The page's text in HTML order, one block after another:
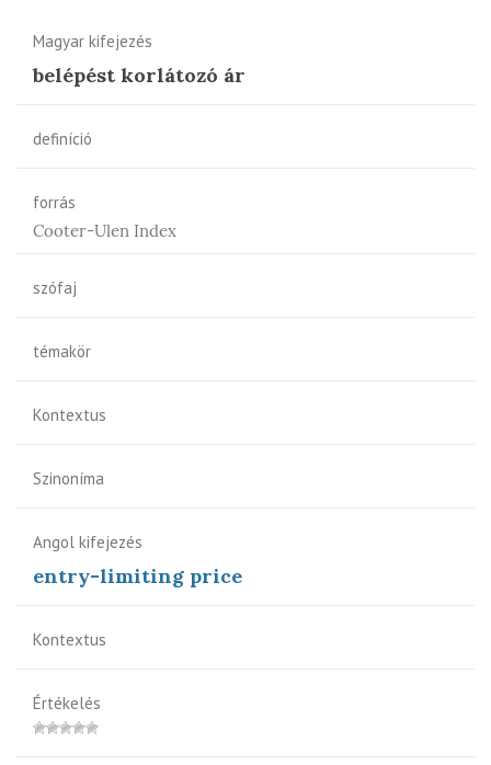
Magyar kifejezés
belépést korlátozó ár
definíció
forrás
Cooter-Ulen Index
szófaj
témakör
Kontextus
Szinoníma
Angol kifejezés
entry-limiting price
Kontextus
Értékelés